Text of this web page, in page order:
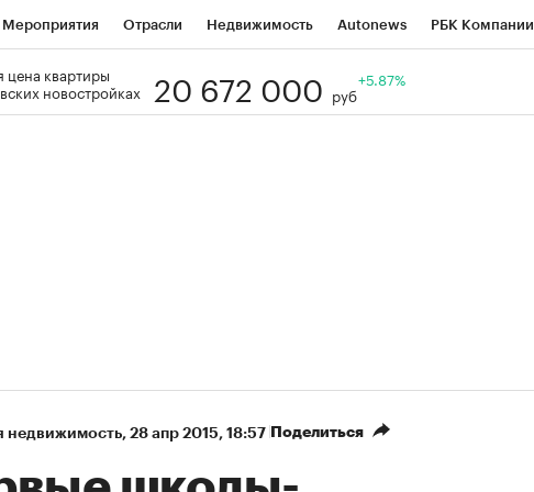
Мероприятия Отрасли Недвижимость Autonews РБК Компании
Визионеры
цена квартиры
новостройках
20 672 000 руб
+5.87%
недвижимость⁠, 28 апр 2015, 18:57 Поделиться